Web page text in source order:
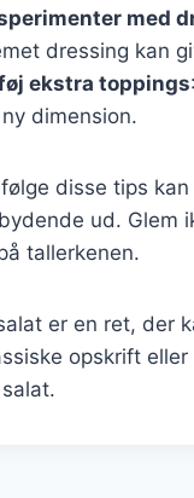
med
dressing kan
ekstra toppings
dimension.
disse tips
ud. Glem
tallerkenen.
er en ret, der
opskrift